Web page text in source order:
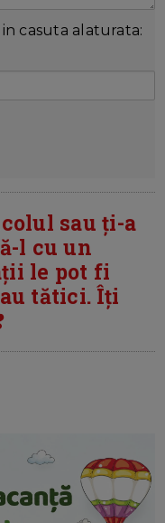
casuta alaturata:
sau ți-a
l cu un
le pot fi
tătici. Îți